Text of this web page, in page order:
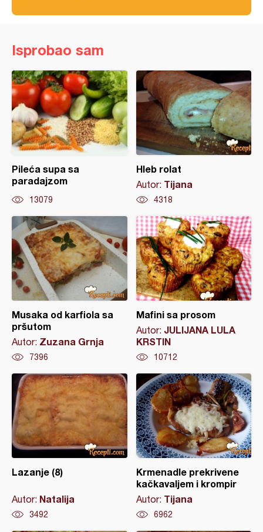
Isprobao sam
Pileća supa sa
paradajzom
13079
Hleb rolat
Autor: Tijana
4318
Musaka od karfiola sa
pršutom
Autor: Zuzana Grnja
7396
Mafini sa prosom
Autor: JULIJANA LULA
KRSTIN
10712
Lazanje (8)
Autor: Natalija
3492
Krmenadle prekrivene
kačkavaljem i krompir
Autor: Tijana
6962